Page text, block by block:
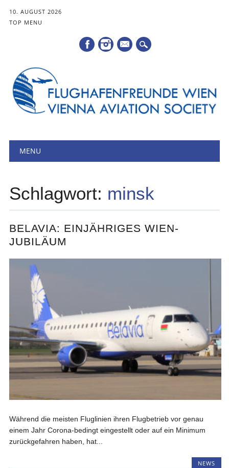
10. AUGUST 2026
TOP MENU
Mail
Hauptmenü
MENU
Schlagwort: minsk
BELAVIA: EINJÄHRIGES WIEN-
JUBILÄUM
Während die meisten Fluglinien ihren Flugbetrieb vor genau
einem Jahr Corona-bedingt eingestellt oder auf ein Minimum
zurückgefahren haben, hat...
NEWS